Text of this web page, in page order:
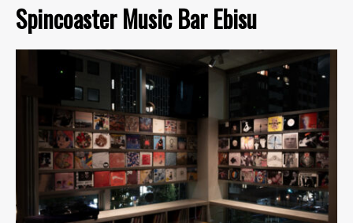
Spincoaster Music Bar Ebisu